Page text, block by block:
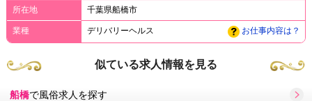
所在地 千葉県船橋市
業種 デリバリーヘルス お仕事内容は？
似ている求人情報を見る
船橋で風俗求人を探す